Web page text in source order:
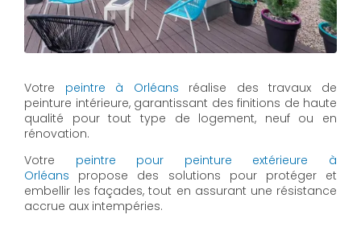
Votre peintre à Orléans réalise des travaux de
peinture intérieure, garantissant des finitions de haute
qualité pour tout type de logement, neuf ou en
rénovation.
Votre peintre pour peinture extérieure à
Orléans propose des solutions pour protéger et
embellir les façades, tout en assurant une résistance
accrue aux intempéries.